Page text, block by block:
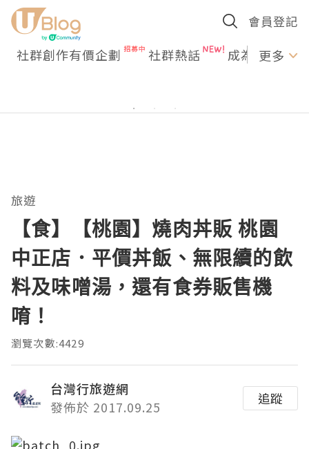
會員登記
社群創作有價企劃 社群熱話 成為U更多
旅遊
【食】【桃園】燒肉丼販 桃園
中正店．平價丼飯、無限續的飲
料及味噌湯，還有食券販售機
唷！
瀏覽次數:4429
台灣行旅遊網
發佈於 2017.09.25
追蹤